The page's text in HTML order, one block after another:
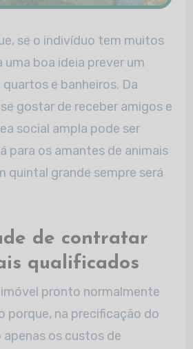
se o indivíduo tem muitos
uma boa ideia prever um
e banheiros. Da
gostar de receber amigos e
social ampla pode ser
para os amantes de animais
quintal grande sempre será
de contratar
qualificados
pronto normalmente
porque, na precificação do
os custos de